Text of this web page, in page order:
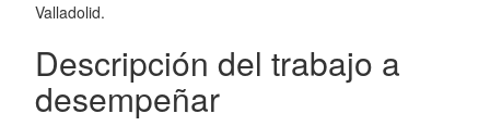
Valladolid.
Descripción del trabajo a
desempeñar